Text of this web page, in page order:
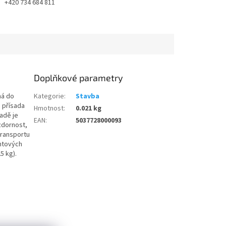
+420 734 684 811
do
přísada
je
kg).
Doplňkové parametry
Kategorie:
Stavba
Hmotnost:
0.021 kg
EAN: 5037728000093